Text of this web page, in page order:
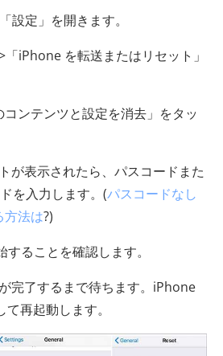
設定」を開きます。
iPhone を転送またはリセット」
ンテンツと設定を消去」をタッ
が表示されたら、パスコードまた
を入力します。(パスコードなし
方法は?)
ることを確認します。
完了するまで待ちます。iPhone
再起動します。